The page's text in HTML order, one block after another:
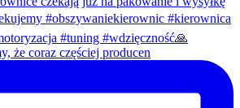
że coraz częściej producen